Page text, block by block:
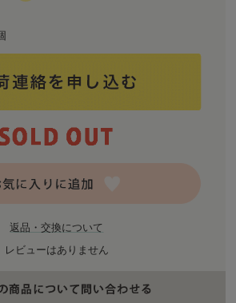
返品・交換について
レビューはありません